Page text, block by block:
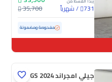
731
/شهرياً 35,700
مفحوصة ومضمونة
جيلي امجراند GS 2024